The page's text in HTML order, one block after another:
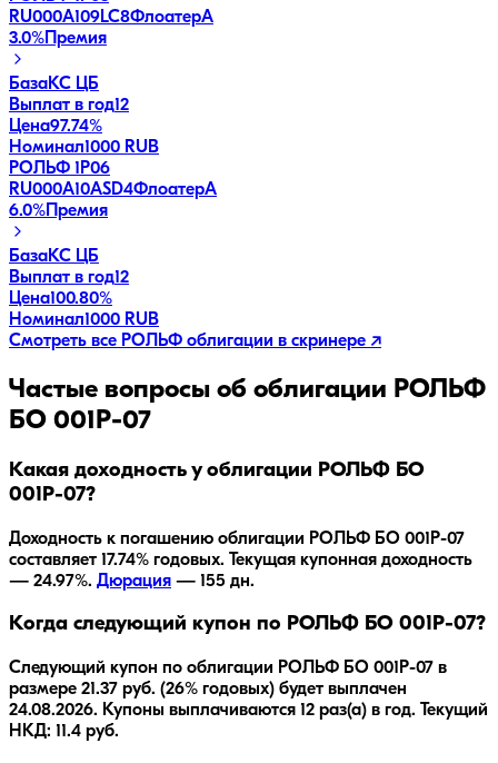
RU000A109LC8ФлоатерA
3.0% Премия
БазаКС ЦБ
Выплат в год12
Цена97.74%
Номинал1000 RUB
РОЛЬФ 1Р06
RU000A10ASD4ФлоатерA
6.0% Премия
БазаКС ЦБ
Выплат в год12
Цена100.80%
Номинал1000 RUB
Смотреть все РОЛЬФ облигации в скринере ↗
Частые вопросы об облигации РОЛЬФ
БО 001Р-07
Какая доходность у облигации РОЛЬФ БО
001Р-07?
Доходность к погашению облигации РОЛЬФ БО 001Р-07
составляет 17.74% годовых. Текущая купонная доходность
— 24.97%. Дюрация — 155 дн.
Когда следующий купон по РОЛЬФ БО 001Р-07?
Следующий купон по облигации РОЛЬФ БО 001Р-07 в
размере 21.37 руб. (26% годовых) будет выплачен
24.08.2026. Купоны выплачиваются 12 раз(а) в год. Текущий
НКД: 11.4 руб.